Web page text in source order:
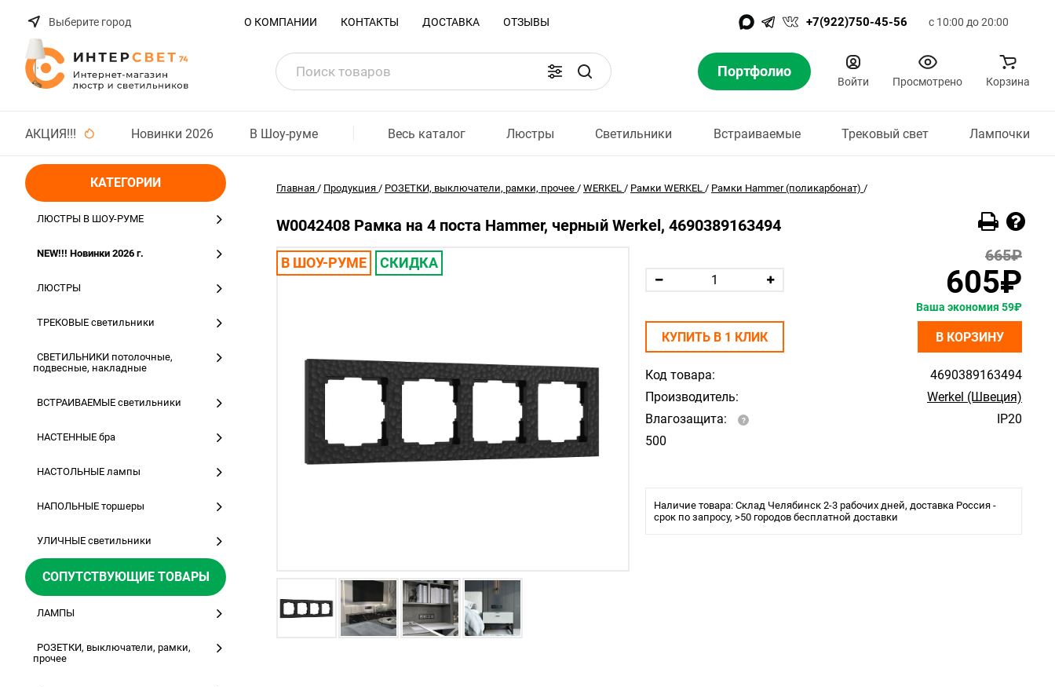
Выберите город О КОМПАНИИ КОНТАКТЫ ДОСТАВКА ОТЗЫВЫ +7(922)750-45-56 с 10:00 до 20:00
Портфолио
Войти Просмотрено Корзина
АКЦИЯ!!! Новинки 2026 В Шоу-руме Весь каталог Люстры Светильники Встраиваемые Трековый свет Лампочки
КАТЕГОРИИ
ЛЮСТРЫ В ШОУ-РУМЕ
NEW!!! Новинки 2026 г.
ЛЮСТРЫ
ТРЕКОВЫЕ светильники
СВЕТИЛЬНИКИ потолочные,
подвесные, накладные
ВСТРАИВАЕМЫЕ светильники
НАСТЕННЫЕ бра
НАСТОЛЬНЫЕ лампы
НАПОЛЬНЫЕ торшеры
УЛИЧНЫЕ светильники
СОПУТСТВУЮЩИЕ ТОВАРЫ
ЛАМПЫ
РОЗЕТКИ, выключатели, рамки,
прочее
Главная / Продукция / РОЗЕТКИ, выключатели, рамки, прочее / WERKEL / Рамки WERKEL / Рамки Hammer (поликарбонат) /
W0042408 Рамка на 4 поста Hammer, черный Werkel, 4690389163494
В ШОУ-РУМЕ СКИДКА
Код товара:
4690389163494
Производитель:
Werkel (Швеция)
Влагозащита:
IP20
500
Наличие товара: Склад Челябинск 2-3 рабочих дней, доставка Россия -
срок по запросу, >50 городов бесплатной доставки
665₽
605₽
Ваша экономия 59₽
КУПИТЬ В 1 КЛИК В КОРЗИНУ